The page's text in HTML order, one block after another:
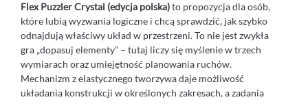
Flex Puzzler Crystal (edycja polska)to propozycja dla osób,
które lubią wyzwania logiczne i chcą sprawdzić, jak szybko
odnajdują właściwy układ w przestrzeni. To nie jest zwykła
gra „dopasuj elementy” – tutaj liczy się myślenie w trzech
wymiarach oraz umiejętność planowania ruchów.
Mechanizm z elastycznego tworzywa daje możliwość
układania konstrukcji w określonych zakresach, a zadania